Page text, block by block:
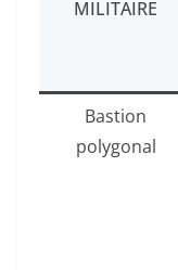
MILITAIRE
Bastion
polygonal